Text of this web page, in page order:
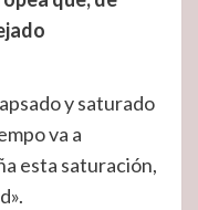
y saturado
va a
esta saturación,